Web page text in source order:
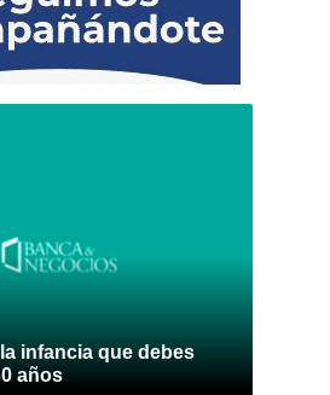
infancia que debes
años